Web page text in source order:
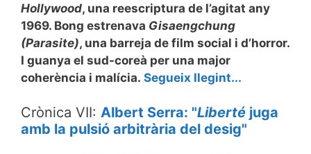
Hollywood, una reescriptura de l’agitat any
1969. Bong estrenava Gisaengchung
(Parasite), una barreja de film social i d’horror.
I guanya el sud-coreà per una major
coherència i malícia. Segueix llegint...
Crònica VII: Albert Serra: "Liberté juga
amb la pulsió arbitrària del desig"